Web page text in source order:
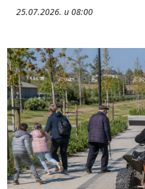
25.07.2026. u 08:00